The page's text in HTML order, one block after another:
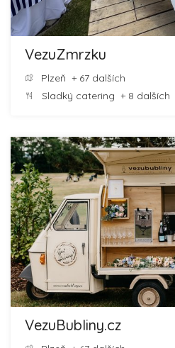
VezuZmrzku
Plzeň + 67 dalších
Sladký catering + 8 dalších
VezuBubliny.cz